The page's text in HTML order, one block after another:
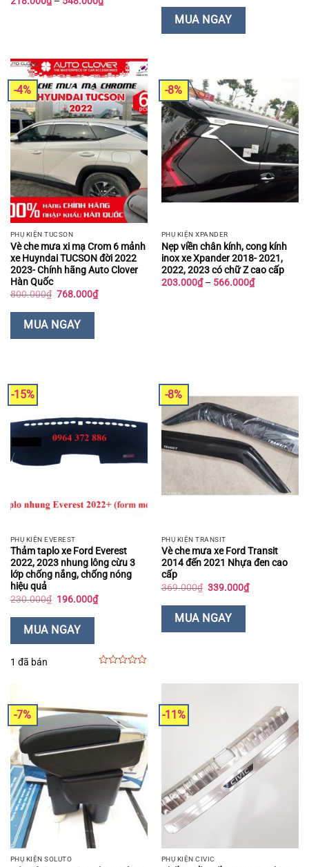
giá:
là:
400.000₫.
MUA NGAY
-4%
PHỤ KIỆN TUCSON
Vè che mưa xi mạ Crom 6 mảnh
xe Huyndai TUCSON đời 2022
2023- Chính hãng Auto Clover
Hàn Quốc
800.000₫ Giá
là:
800.000₫.
768.000₫Giá
hiện
MUA NGAY
-8%
PHỤ KIỆN XPANDER
Nẹp viền chân kính, cong kính
inox xe Xpander 2018- 2021,
2022, 2023 có chữ Z cao cấp
203.000₫ – 566.000₫Khoảng
giá:
-15%
PHỤ KIỆN EVEREST
Thảm taplo xe Ford Everest
2022, 2023 nhung lông cừu 3
lớp chống nắng, chống nóng
hiệu quả
230.000₫ Giá
là:
230.000₫.
196.000₫Giá
hiện
MUA NGAY
1 đã bán
-8%
PHỤ KIỆN TRANSIT
Vè che mưa xe Ford Transit
2014 đến 2021 Nhựa đen cao
cấp
369.000₫ Giá
là:
369.000₫.
339.000₫Giá
hiện
MUA NGAY
-7%
PHỤ KIỆN SOLUTO
-11%
PHỤ KIỆN CIVIC